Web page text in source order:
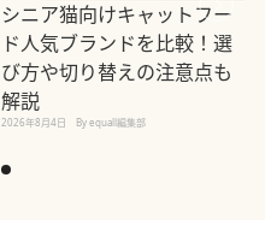
シニア猫向けキャットフー
ド人気ブランドを比較！選
び方や切り替えの注意点も
解説
2026年8月4日 By equall編集部